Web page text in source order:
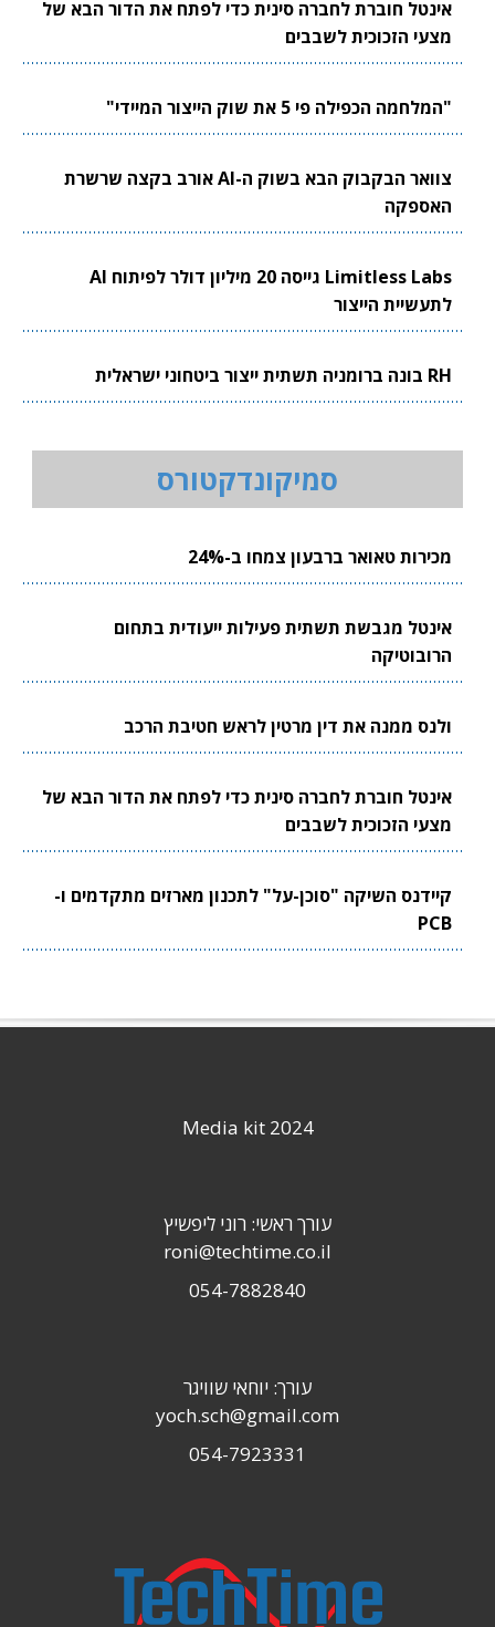
אינטל חוברת לחברה סינית כדי לפתח את הדור הבא של
מצעי הזכוכית לשבבים
"המלחמה הכפילה פי 5 את שוק הייצור המיידי"
צוואר הבקבוק הבא בשוק ה-AI אורב בקצה שרשרת
האספקה
Limitless Labs גייסה 20 מיליון דולר לפיתוח AI
לתעשיית הייצור
RH בונה ברומניה תשתית ייצור ביטחוני ישראלית
סמיקונדקטורס
מכירות טאואר ברבעון צמחו ב-24%
אינטל מגבשת תשתית פעילות ייעודית בתחום
הרובוטיקה
ולנס ממנה את דין מרטין לראש חטיבת הרכב
אינטל חוברת לחברה סינית כדי לפתח את הדור הבא של
מצעי הזכוכית לשבבים
קיידנס השיקה "סוכן-על" לתכנון מארזים מתקדמים ו-
PCB
Media kit 2024
עורך ראשי: רוני ליפשיץ
roni@techtime.co.il
054-7882840
עורך: יוחאי שוויגר
yoch.sch@gmail.com
054-7923331